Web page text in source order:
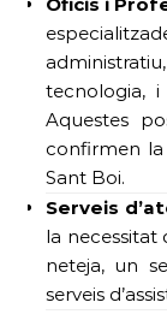
tecnologia,
Aquestes
confirmen la
Sant Boi.
Serveis
la necessitat
neteja, un
serveis